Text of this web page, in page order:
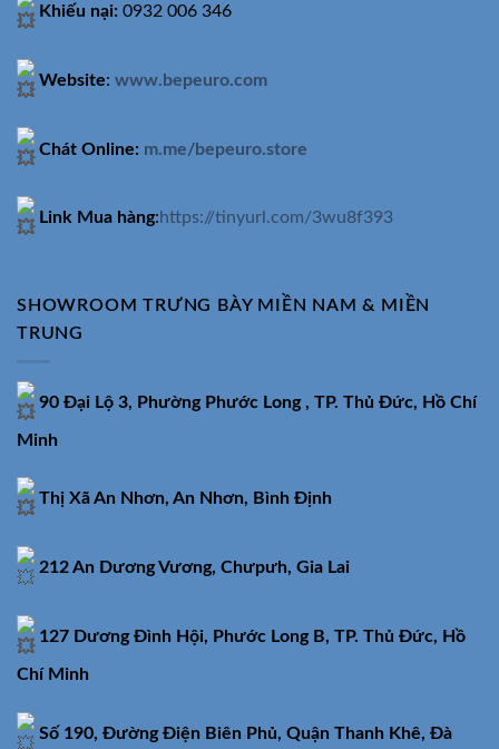
Khiếu nại: 0932 006 346
Website: www.bepeuro.com
Chát Online: m.me/bepeuro.store
Link Mua hàng:https://tinyurl.com/3wu8f393
SHOWROOM TRƯNG BÀY MIỀN NAM & MIỀN
TRUNG
90 Đại Lộ 3, Phường Phước Long , TP. Thủ Đức, Hồ Chí
Minh
Thị Xã An Nhơn, An Nhơn, Bình Định
212 An Dương Vương, Chưpưh, Gia Lai
127 Dương Đình Hội, Phước Long B, TP. Thủ Đức, Hồ
Chí Minh
Số 190, Đường Điện Biên Phủ, Quận Thanh Khê, Đà